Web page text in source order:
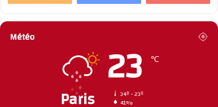
Météo
Paris
23 ℃
34º - 23º
41%